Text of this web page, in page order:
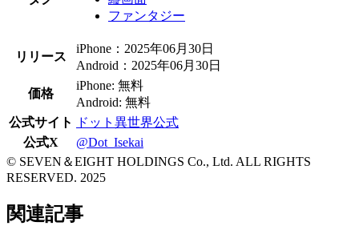
ファンタジー
リリース
iPhone：2025年06月30日
Android：2025年06月30日
価格
iPhone: 無料
Android: 無料
公式サイト
ドット異世界公式
公式X
@Dot_Isekai
© SEVEN＆EIGHT HOLDINGS Co., Ltd. ALL RIGHTS
RESERVED. 2025
関連記事